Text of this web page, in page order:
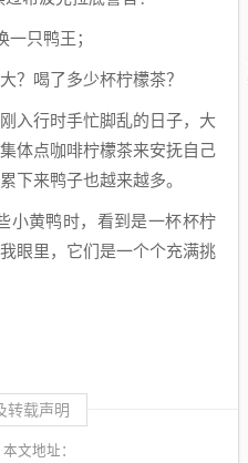
只鸭王；
喝了多少杯柠檬茶？
行时手忙脚乱的日子，大
体点咖啡柠檬茶来安抚自己
下来鸭子也越来越多。
黄鸭时，看到是一杯杯柠
眼里，它们是一个个充满挑
转载声明
本文地址：